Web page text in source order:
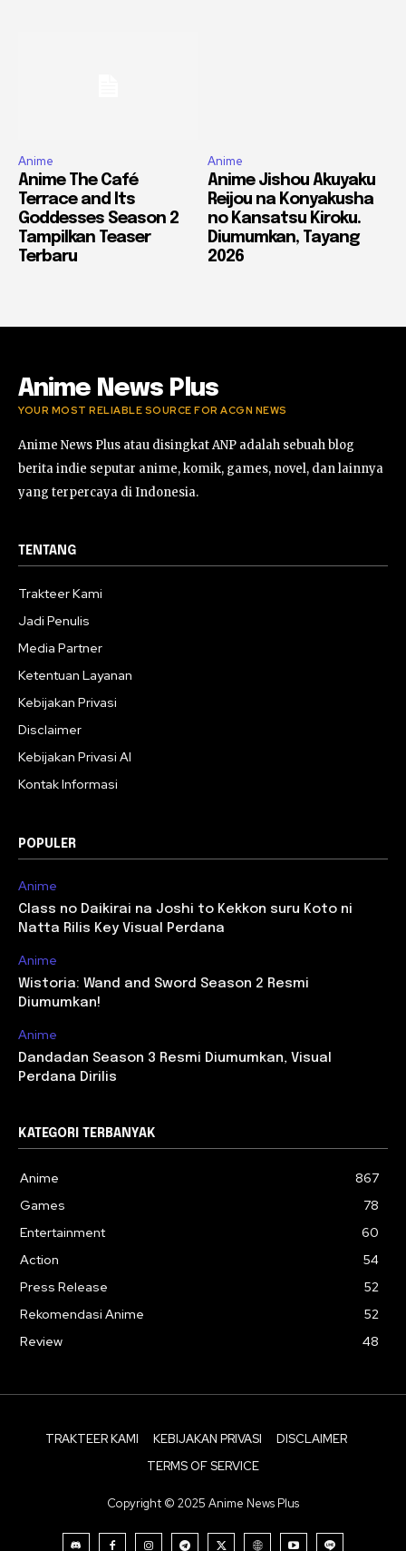
Anime
Anime The Café
Terrace and Its
Goddesses Season 2
Tampilkan Teaser
Terbaru
Anime
Anime Jishou Akuyaku
Reijou na Konyakusha
no Kansatsu Kiroku.
Diumumkan, Tayang
2026
Anime News Plus
YOUR MOST RELIABLE SOURCE FOR ACGN NEWS
Anime News Plus atau disingkat ANP adalah sebuah blog
berita indie seputar anime, komik, games, novel, dan lainnya
yang terpercaya di Indonesia.
TENTANG
Trakteer Kami
Jadi Penulis
Media Partner
Ketentuan Layanan
Kebijakan Privasi
Disclaimer
Kebijakan Privasi AI
Kontak Informasi
POPULER
Anime
Class no Daikirai na Joshi to Kekkon suru Koto ni
Natta Rilis Key Visual Perdana
Anime
Wistoria: Wand and Sword Season 2 Resmi
Diumumkan!
Anime
Dandadan Season 3 Resmi Diumumkan, Visual
Perdana Dirilis
KATEGORI TERBANYAK
Anime
867
Games
78
Entertainment
60
Action
54
Press Release
52
Rekomendasi Anime
52
Review
48
TRAKTEER KAMI KEBIJAKAN PRIVASI
DISCLAIMER
TERMS OF SERVICE
Copyright © 2025 Anime News Plus